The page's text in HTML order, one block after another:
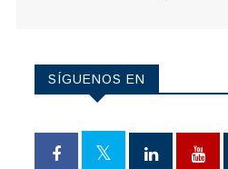
SÍGUENOS EN